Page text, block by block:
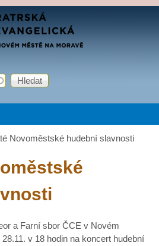
obsahu
Novoměstské hudební slavnosti
a Farní sbor ČCE v Novém
v 18 hodin na koncert hudební